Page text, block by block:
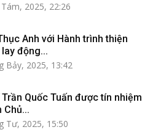
2025, 22:26
Anh với Hành trình thiện
động...
Bảy, 2025, 13:42
Quốc Tuấn được tín nhiệm
Chủ...
Tư, 2025, 15:50